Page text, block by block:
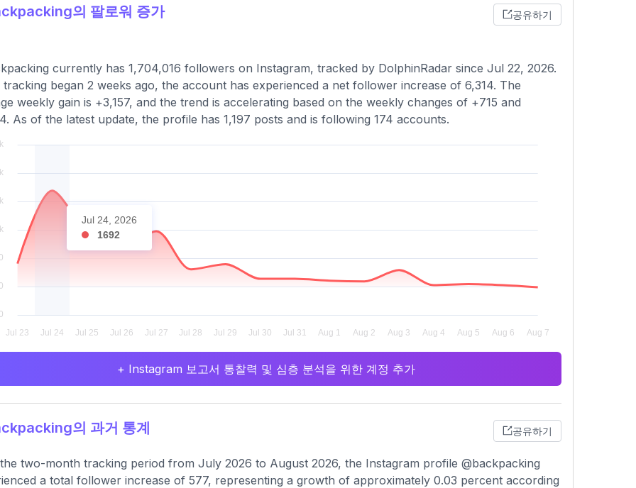
의 팔로워 증가 공유하기
currently has 1,704,016 followers on Instagram, tracked by DolphinRadar since Jul 22, 2026.
tracking began 2 weeks ago, the account has experienced a net follower increase of 6,314. The
weekly gain is +3,157, and the trend is accelerating based on the weekly changes of +715 and
As of the latest update, the profile has 1,197 posts and is following 174 accounts.
Jul 24, 2026
1692
+ Instagram 보고서 통찰력 및 심층 분석을 위한 계정 추가
의 과거 통계 공유하기
two-month tracking period from July 2026 to August 2026, the Instagram profile @backpacking
a total follower increase of 577, representing a growth of approximately 0.03 percent according